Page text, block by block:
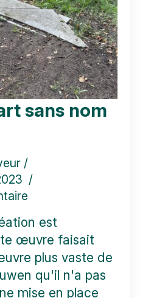
sans nom
est
œuvre faisait
plus vaste de
qu'il n'a pas
mise en place